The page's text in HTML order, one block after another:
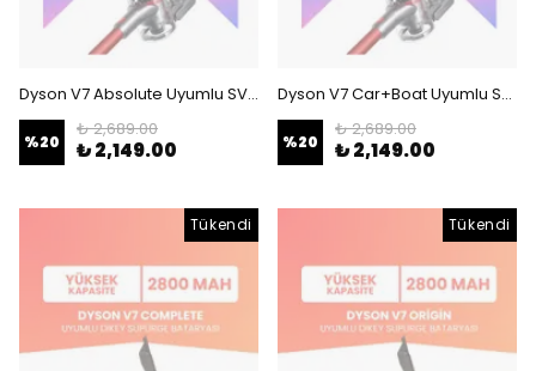
Dyson V7 Absolute Uyumlu SV11 Batarya (MAKSİMUM KAPASİTE) 21.6 V 3000mah Dikey Süpürge Bataryası
%20
₺ 2,689.00
₺ 2,149.00
Dyson V7 Car+Boat Uyumlu SV11 Batarya (MAKSİMUM KAPASİTE) 21.6 V 3000mah Dikey Süpürge Bataryası
%20
₺ 2,689.00
₺ 2,149.00
Tükendi Tükendi